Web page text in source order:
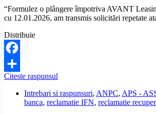
“Formulez o plângere împotriva AVANT
cu 12.01.2026, am transmis solicitări repetate
Distribuie
Facebook
Share
Citeste raspunsul
ca
AVANT
Intrebari si raspunsuri, ANPC, APS -
banca, reclamatie IFN, reclamatie